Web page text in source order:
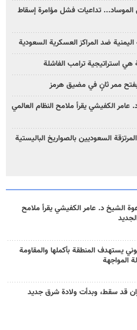
تداعيات فشل مؤامرة إسقاط
ضد المراكز العسكرية السعودية
هي استراتيجية ترامب الفاشلة
ممر ثانٍ في مضيق هرمز
الكفيشي يقرأ ملامح النظام العالمي
السعوديين بالصواريخ الباليستية
الشيخ د. عامر الكفيشي يقرأ ملامح
يستهدف المنطقة بأكملها والمقاومة
المواجهة
قد سقط، وبدأت ولادة شرق جديد